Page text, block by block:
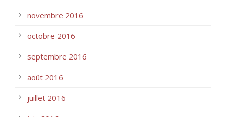
novembre 2016
octobre 2016
septembre 2016
août 2016
juillet 2016